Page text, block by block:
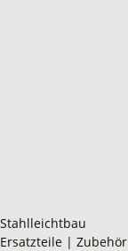
Stahlleichtbau
Ersatzteile | Zubehör